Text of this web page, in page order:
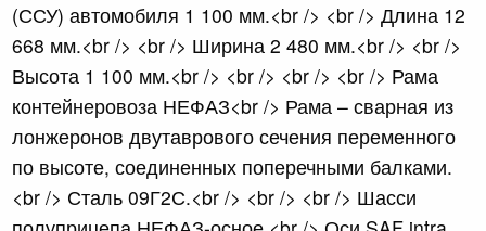
(ССУ) автомобиля 1 100 мм.<br /> <br /> Длина 12
668 мм.<br /> <br /> Ширина 2 480 мм.<br /> <br />
Высота 1 100 мм.<br /> <br /> <br /> <br /> Рама
контейнеровоза НЕФАЗ<br /> Рама – сварная из
лонжеронов двутаврового сечения переменного
по высоте, соединенных поперечными балками.
<br /> Сталь 09Г2С.<br /> <br /> <br /> Шасси